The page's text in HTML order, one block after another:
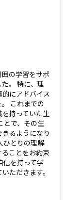
の学習をサポ
。 特に、理
にアドバイス
これまでの
持っていた生
とで、その生
るようになり
ひとりの理解
ことをお約束
信を持って学
ただきます。